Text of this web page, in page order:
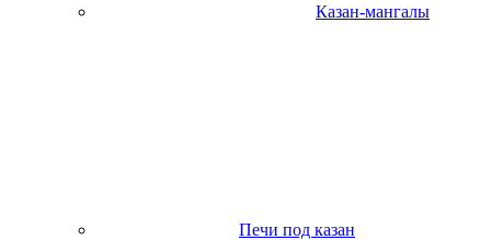
Казан-мангалы
Печи под казан